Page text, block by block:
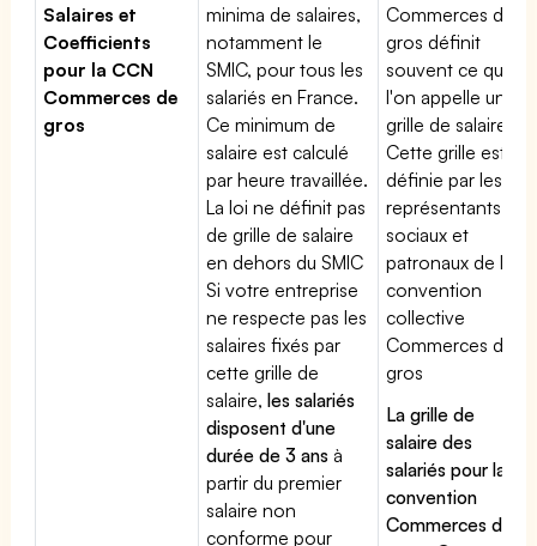
Salaires et
Coefficients
pour la CCN
Commerces de
gros
minima de salaires,
notamment le
SMIC, pour tous les
salariés en France.
Ce minimum de
salaire est calculé
par heure travaillée.
La loi ne définit pas
de grille de salaire
en dehors du SMIC
Si votre entreprise
ne respecte pas les
salaires fixés par
cette grille de
salaire,les salariés
disposent d'une
durée de 3 ans à
partir du premier
salaire non
conforme pour
Commerces de
gros définit
souvent ce que
l'on appelle une
grille de salaires.
Cette grille est
définie par les
représentants
sociaux et
patronaux de la
convention
collective
Commerces de
gros
La grille de
salaire des
salariés pour la
convention
Commerces de